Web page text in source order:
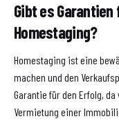
Gibt es
Homestaging?
Homestaging ist eine
machen und den
Garantie für den Erfolg,
Vermietung einer